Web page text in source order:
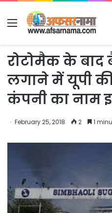
Menu
रोटोमैक के बाद
लगाने में यूपी
कंपनी का नाम
February 25, 2018 2 1